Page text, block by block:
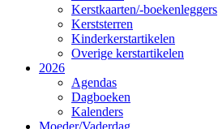
Kerstkaarten/-boekenleggers
Kerststerren
Kinderkerstartikelen
Overige kerstartikelen
2026
Agendas
Dagboeken
Kalenders
Moeder/Vaderdag